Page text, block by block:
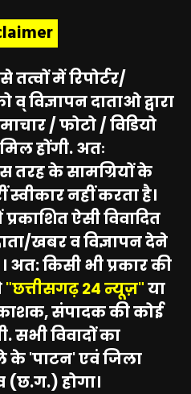
में रिपोर्टर/
विज्ञापन दाताओ द्वारा
/ फोटो / विडियो
होंगी. अतः
तरह के सामग्रियों के
स्वीकार नहीं करता है।
ऐसी विवादित
खबर व विज्ञापन देने
अत: किसी भी प्रकार की
"छत्तीसगढ़ 24 न्यूज़"या
संपादक की कोई
सभी विवादों का
के 'पाटन' एवं जिला
(छ.ग.) होगा।